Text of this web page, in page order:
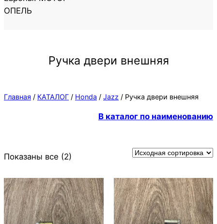
ОПЕЛЬ
Ручка двери внешняя
Главная / КАТАЛОГ / Honda / Jazz / Ручка двери внешняя
В каталог по наименованию
Показаны все (2)